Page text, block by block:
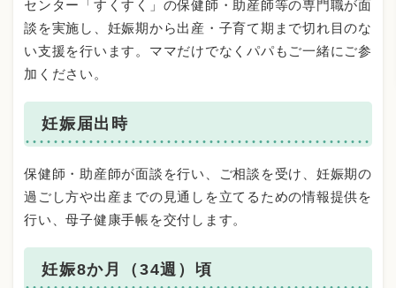
センター「すくすく」の保健師・助産師等の専門職が面
談を実施し、妊娠期から出産・子育て期まで切れ目のな
い支援を行います。ママだけでなくパパもご一緒にご参
加ください。
妊娠届出時
保健師・助産師が面談を行い、ご相談を受け、妊娠期の
過ごし方や出産までの見通しを立てるための情報提供を
行い、母子健康手帳を交付します。
妊娠8か月（34週）頃